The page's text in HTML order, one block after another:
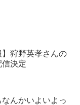
】狩野英孝さんの
決定
なんかいよいよっ